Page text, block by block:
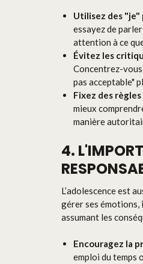
Utilisez des
essayez de
attention à ce
Évitez les
Concentrez-vous
pas acceptable"
Fixez des
mieux
manière
4.
L’adolescence est
gérer ses
assumant les
Encouragez la
emploi du temps